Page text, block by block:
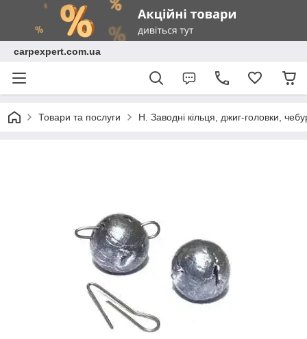
carpexpert.com.ua
Товари та послуги H. Заводні кільця, джиг-головки,